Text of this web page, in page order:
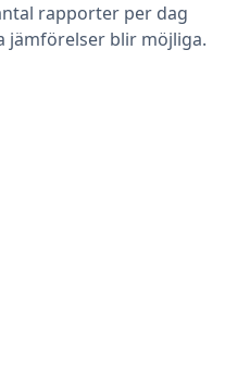
rapporter per dag
jämförelser blir möjliga.